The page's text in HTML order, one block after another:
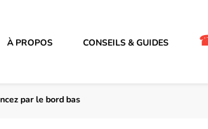
À PROPOS CONSEILS & GUIDES
par le bord bas